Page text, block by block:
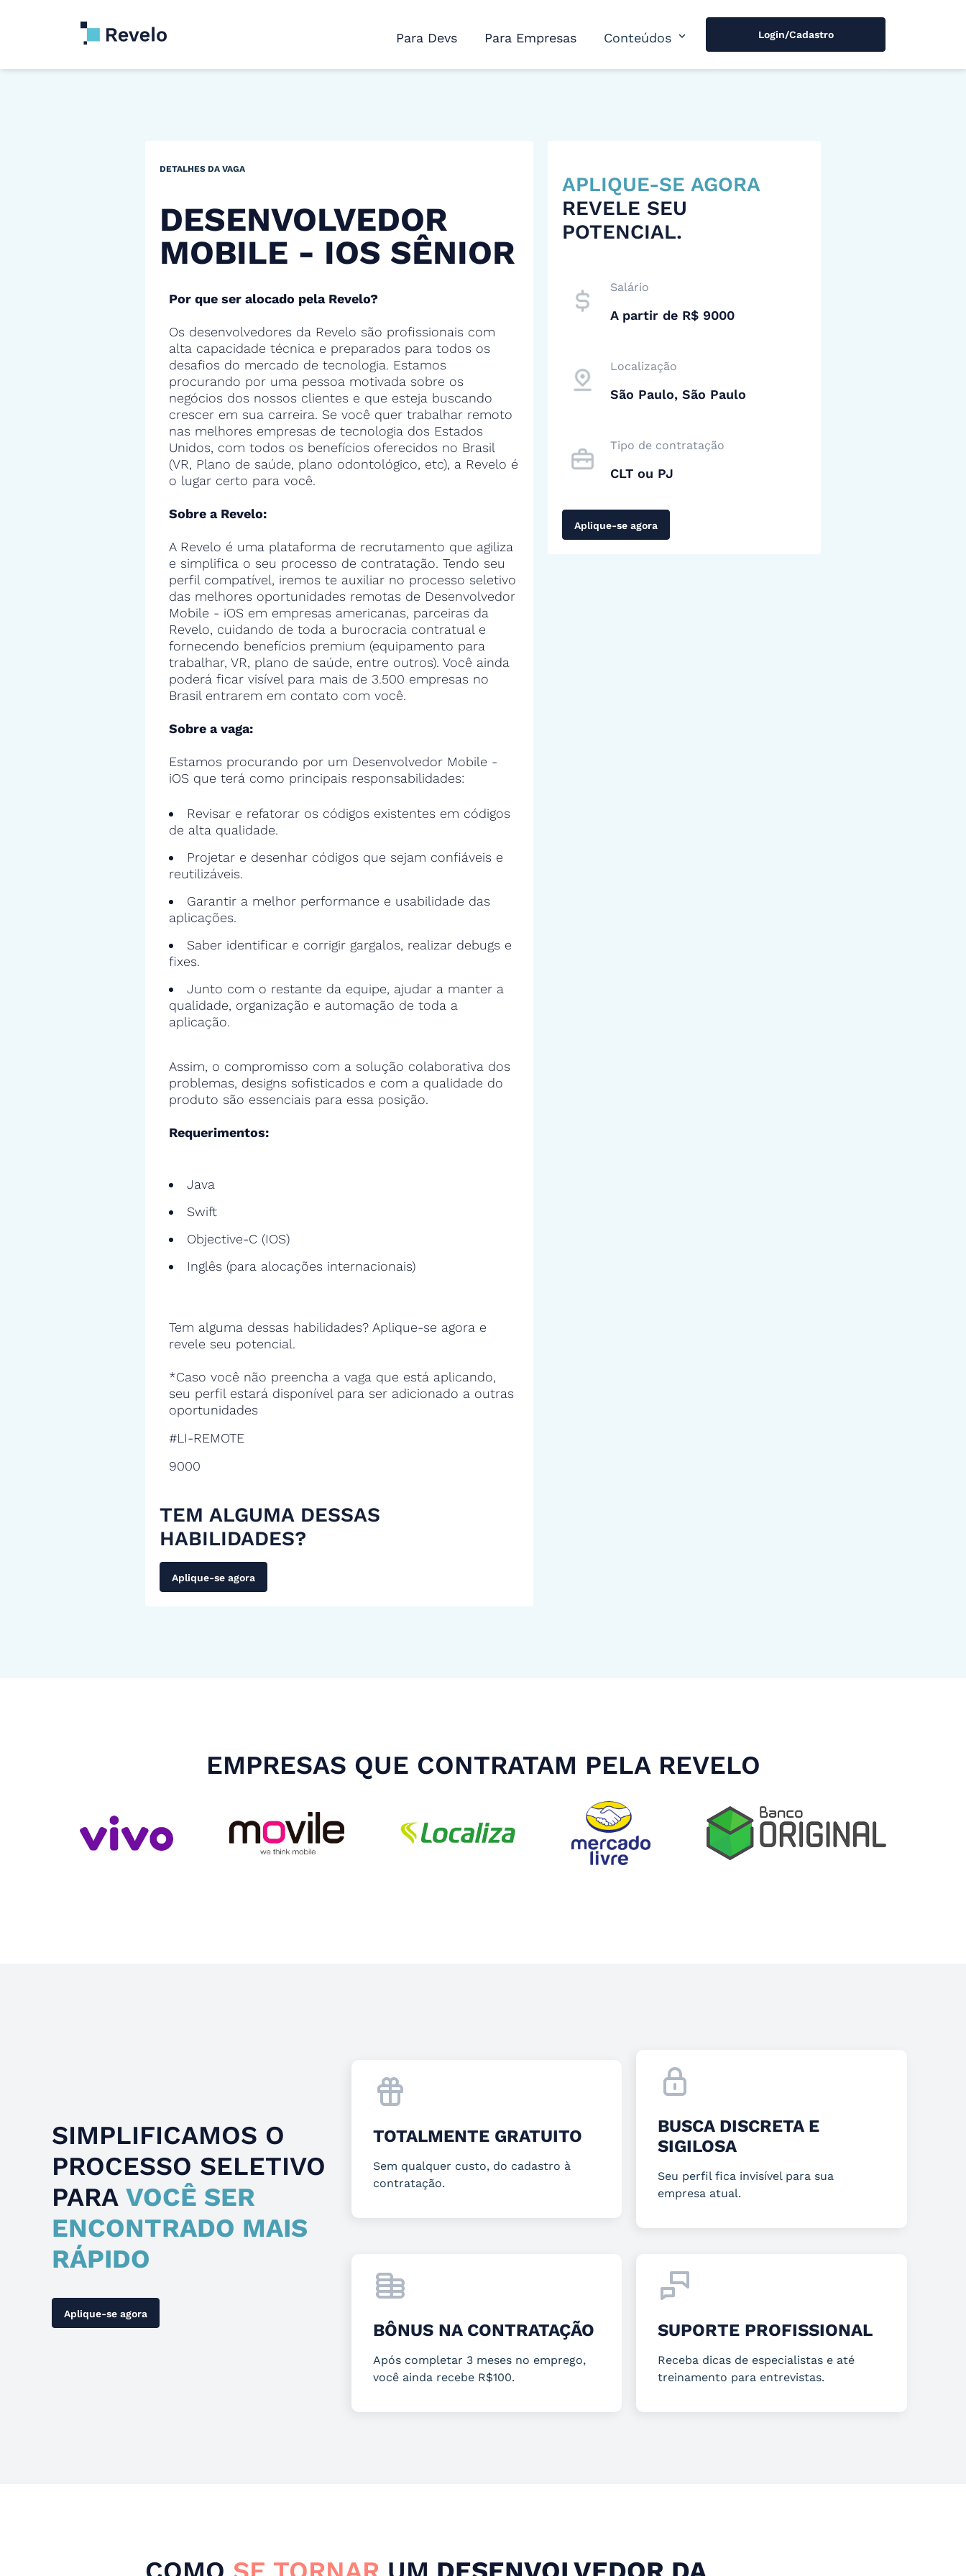
Para Devs Para Empresas Conteúdos expand_more Login/Cadastro
DETALHES DA VAGA
DESENVOLVEDOR
MOBILE - IOS SÊNIOR
Por que ser alocado pela Revelo?
Os desenvolvedores da Revelo são profissionais com
alta capacidade técnica e preparados para todos os
desafios do mercado de tecnologia. Estamos
procurando por uma pessoa motivada sobre os
negócios dos nossos clientes e que esteja buscando
crescer em sua carreira. Se você quer trabalhar remoto
nas melhores empresas de tecnologia dos Estados
Unidos, com todos os benefícios oferecidos no Brasil
(VR, Plano de saúde, plano odontológico, etc), a Revelo é
o lugar certo para você.
Sobre a Revelo:
A Revelo é uma plataforma de recrutamento que agiliza
e simplifica o seu processo de contratação. Tendo seu
perfil compatível, iremos te auxiliar no processo seletivo
das melhores oportunidades remotas de Desenvolvedor
Mobile - iOS em empresas americanas, parceiras da
Revelo, cuidando de toda a burocracia contratual e
fornecendo benefícios premium (equipamento para
trabalhar, VR, plano de saúde, entre outros). Você ainda
poderá ficar visível para mais de 3.500 empresas no
Brasil entrarem em contato com você.
Sobre a vaga:
Estamos procurando por um Desenvolvedor Mobile -
iOS que terá como principais responsabilidades:
Revisar e refatorar os códigos existentes em códigos
de alta qualidade.
Projetar e desenhar códigos que sejam confiáveis e
reutilizáveis.
Garantir a melhor performance e usabilidade das
aplicações.
Saber identificar e corrigir gargalos, realizar debugs e
fixes.
Junto com o restante da equipe, ajudar a manter a
qualidade, organização e automação de toda a
aplicação.
Assim, o compromisso com a solução colaborativa dos
problemas, designs sofisticados e com a qualidade do
produto são essenciais para essa posição.
Requerimentos:
Java
Swift
Objective-C (IOS)
Inglês (para alocações internacionais)
Tem alguma dessas habilidades? Aplique-se agora e
revele seu potencial.
*Caso você não preencha a vaga que está aplicando,
seu perfil estará disponível para ser adicionado a outras
oportunidades
#LI-REMOTE
9000
TEM ALGUMA DESSAS
HABILIDADES?
Aplique-se agora
APLIQUE-SE AGORA
REVELE SEU
POTENCIAL.
Salário
A partir de R$ 9000
Localização
São Paulo, São Paulo
Tipo de contratação
CLT ou PJ
Aplique-se agora
EMPRESAS QUE CONTRATAM PELA REVELO
SIMPLIFICAMOS O
PROCESSO SELETIVO
PARA VOCÊ SER
ENCONTRADO MAIS
RÁPIDO
Aplique-se agora
TOTALMENTE GRATUITO
Sem qualquer custo, do cadastro à
contratação.
BUSCA DISCRETA E
SIGILOSA
Seu perfil fica invisível para sua
empresa atual.
BÔNUS NA CONTRATAÇÃO
Após completar 3 meses no emprego,
você ainda recebe R$100.
SUPORTE PROFISSIONAL
Receba dicas de especialistas e até
treinamento para entrevistas.